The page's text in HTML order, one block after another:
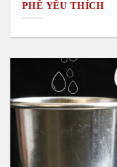
PHÊ YÊU THÍCH